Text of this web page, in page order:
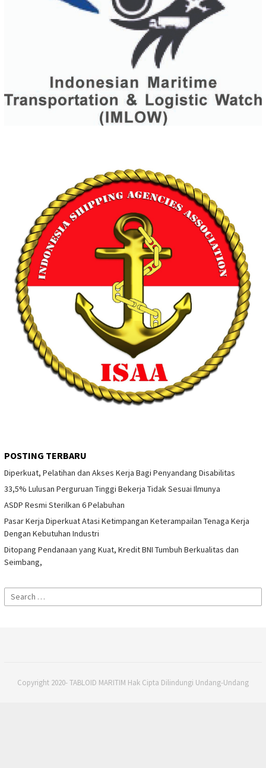
POSTING TERBARU
Diperkuat, Pelatihan dan Akses Kerja Bagi Penyandang Disabilitas
33,5% Lulusan Perguruan Tinggi Bekerja Tidak Sesuai Ilmunya
ASDP Resmi Sterilkan 6 Pelabuhan
Pasar Kerja Diperkuat Atasi Ketimpangan Keterampailan Tenaga Kerja
Dengan Kebutuhan Industri
Ditopang Pendanaan yang Kuat, Kredit BNI Tumbuh Berkualitas dan
Seimbang,
Search
for:
Copyright 2020- TABLOID MARITIM Hak Cipta Dilindungi Undang-Undang